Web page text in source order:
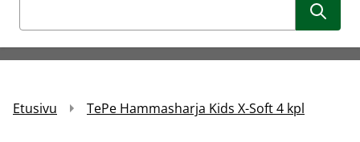
Etusivu TePe Hammasharja Kids X-Soft 4 kpl